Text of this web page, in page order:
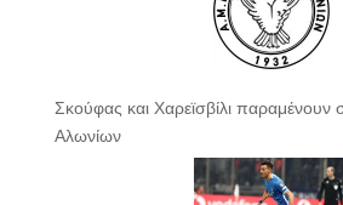
Σκούφας και Χαρεϊσβίλι παραμένουν
Αλωνίων